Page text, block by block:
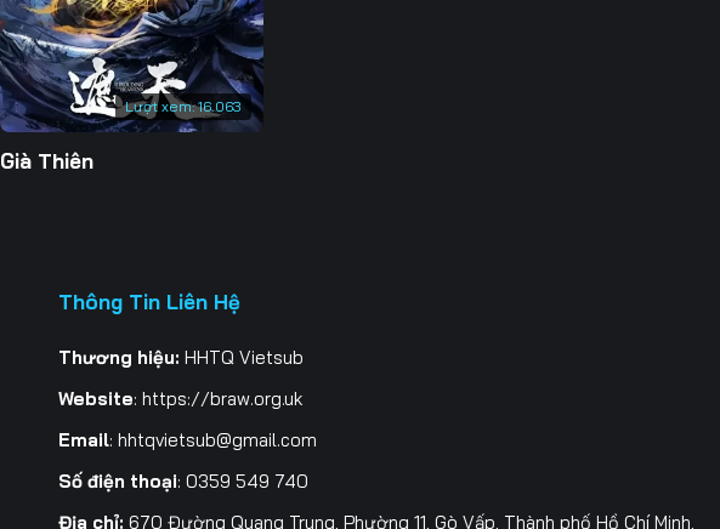
Lượt xem:16.063
Già Thiên
Thông Tin Liên Hệ
Thương hiệu: HHTQ Vietsub
Website: https://braw.org.uk
Email: hhtqvietsub@gmail.com
Số điện thoại: 0359 549 740
Địa chỉ: 670 Đường Quang Trung, Phường 11, Gò Vấp, Thành phố Hồ Chí Minh,